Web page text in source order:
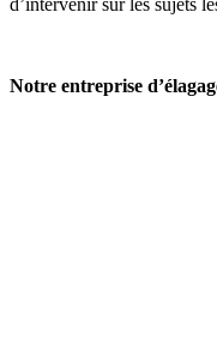
Notre entreprise